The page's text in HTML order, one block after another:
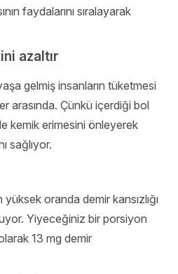
faydalarını sıralayarak
azaltır
gelmiş insanların tüketmesi
arasında. Çünkü içerdiği bol
kemik erimesini önleyerek
sağlıyor.
oranda demir kansızlığı
Yiyeceğiniz bir porsiyon
13 mg demir